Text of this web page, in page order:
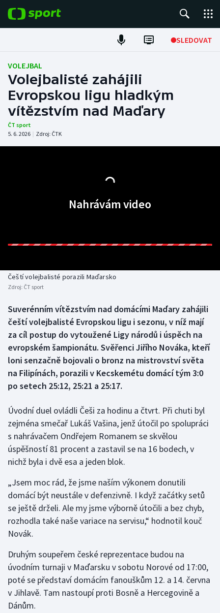
SLEDOVAT
Fotbal
Hokej
Tenis
Atletika
Americký fotbal
Biatlon
Box
Curling
Dostihy
Futsal
Golf
Gymnastika
Házená
Jezdectví
Judo
Krasobruslení
Lezení
Lyže a snowboard
Aplikace ČT sport
VOLEJBAL
Volejbalisté zahájili
Evropskou ligu hladkým
vítězstvím nad Maďary
ČT sport
5. 6. 2026 | Zdroj: ČTK
Nahrávám video
Čeští volejbalisté porazili Maďarsko
Zdroj: ČT sport
Suverénním vítězstvím nad domácími Maďary zahájili
čeští volejbalisté Evropskou ligu i sezonu, v níž mají
za cíl postup do vytoužené Ligy národů i úspěch na
evropském šampionátu. Svěřenci Jiřího Nováka, kteří
loni senzačně bojovali o bronz na mistrovství světa
na Filipínách, porazili v Kecskemétu domácí tým 3:0
po setech 25:12, 25:21 a 25:17.
Úvodní duel ovládli Češi za hodinu a čtvrt. Při chuti byl
zejména smečař Lukáš Vašina, jenž útočil po spolupráci
s nahrávačem Ondřejem Romanem se skvělou
úspěšností 81 procent a zastavil se na 16 bodech, v
nichž byla i dvě esa a jeden blok.
„Jsem moc rád, že jsme naším výkonem donutili
domácí být neustále v defenzivně. I když začátky setů
se ještě drželi. Ale my jsme výborně útočili a bez chyb,
rozhodla také naše variace na servisu,“ hodnotil kouč
Novák.
Druhým soupeřem české reprezentace budou na
úvodním turnaji v Maďarsku v sobotu Norové od 17:00,
poté se představí domácím fanouškům 12. a 14. června
v Jihlavě. Tam nastoupí proti Bosně a Hercegovině a
Dánům.